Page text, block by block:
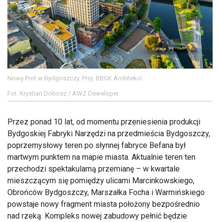
Nowy Port w Bydgoszczy. Proj. BBGK Architekci
Fot. Krystian Dobosz / AWZ Deweloper
Przez ponad 10 lat, od momentu przeniesienia produkcji
Bydgoskiej Fabryki Narzędzi na przedmieścia Bydgoszczy,
poprzemysłowy teren po słynnej fabryce Befana był
martwym punktem na mapie miasta. Aktualnie teren ten
przechodzi spektakularną przemianę – w kwartale
mieszczącym się pomiędzy ulicami Marcinkowskiego,
Obrońców Bydgoszczy, Marszałka Focha i Warmińskiego
powstaje nowy fragment miasta położony bezpośrednio
nad rzeką. Kompleks nowej zabudowy pełnić będzie